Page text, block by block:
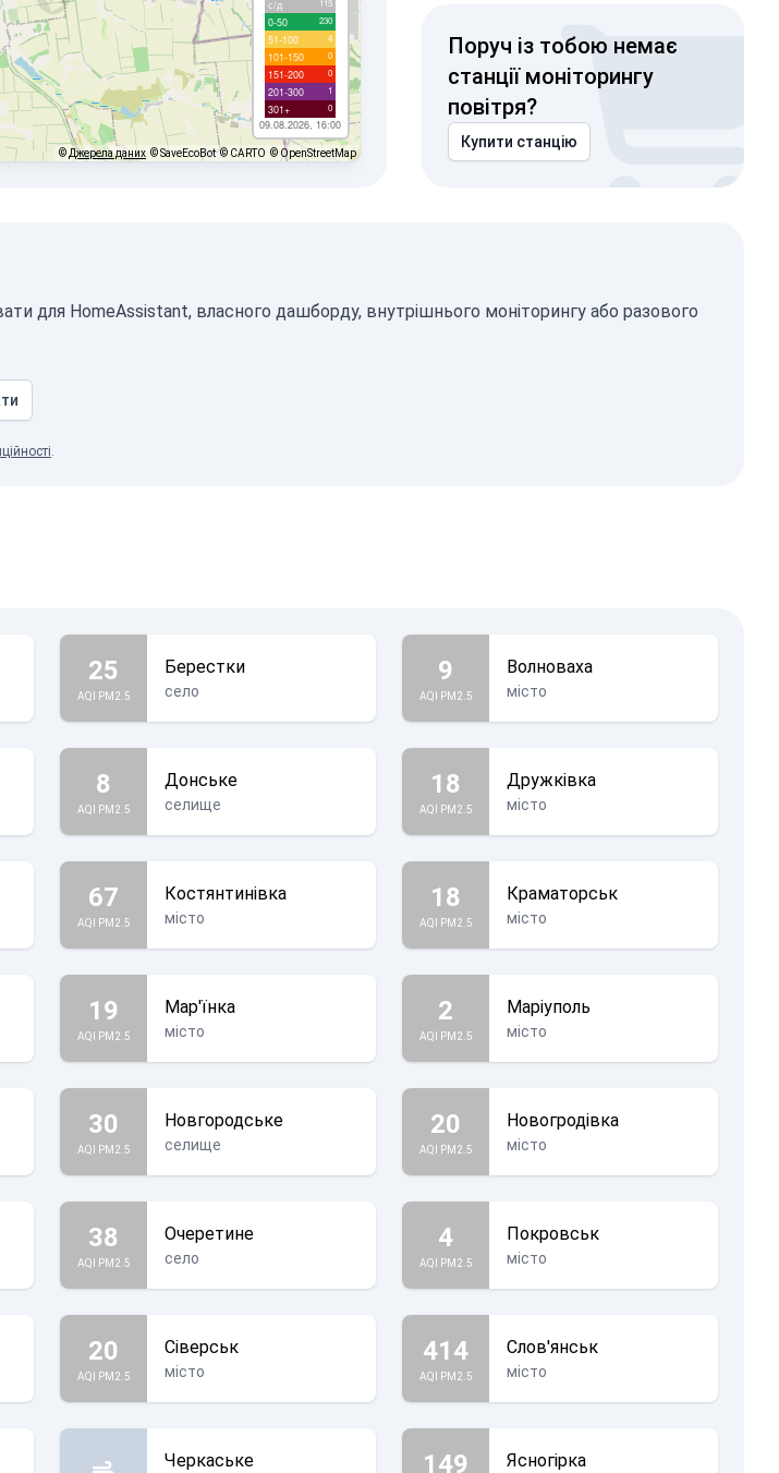
с/д 115
0-50 230
51-100 4
101-150 0
151-200 0
201-300 1
301+ 0
09.08.2026, 16:00
© Джерела даних © SaveEcoBot © CARTO © OpenStreetMap
Поруч із тобою немає
станції моніторингу
повітря?
Купити станцію
для HomeAssistant, власного дашборду, внутрішнього моніторингу або разового
.
25
AQI PM2.5
Берестки
село
9
AQI PM2.5
Волноваха
місто
8
AQI PM2.5
Донське
селище
18
AQI PM2.5
Дружківка
місто
67
AQI PM2.5
Костянтинівка
місто
18
AQI PM2.5
Краматорськ
місто
19
AQI PM2.5
Мар'їнка
місто
2
AQI PM2.5
Маріуполь
місто
30
AQI PM2.5
Новгородське
селище
20
AQI PM2.5
Новогродівка
місто
38
AQI PM2.5
Очеретине
село
4
AQI PM2.5
Покровськ
місто
20
AQI PM2.5
Сіверськ
місто
414
AQI PM2.5
Слов'янськ
місто
Черкаське 149 Ясногірка